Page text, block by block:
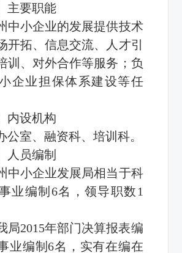
主要职能
中小企业的发展提供技术
开拓、信息交流、人才引
训、对外合作等服务；负
企业担保体系建设等任
内设机构
公室、融资科、培训科。
人员编制
中小企业发展局相当于科
业编制6名，领导职数1
局2015年部门决算报表编
业编制6名，实有在编在